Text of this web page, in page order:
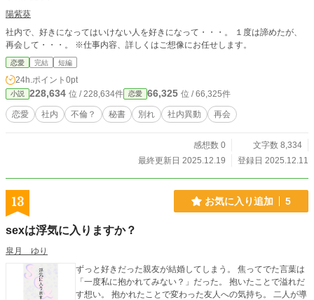
で、R18該当シーンまでは前作よりさらに展開ゆっくりめに
感じられるかもですが、ヒロインが夫婦生活で経験していた
ある種日常だった性行為が、未曾有の事態を経て、倫理観が
いくつも崩れ、愛欲と背徳感と官能に満ちた別種の行為にな
っていく過程を楽しんでいただけたらと思います！ 前作同
様力を込めて書きましたので、ぜひよろしくお願いいたしま
す！ キャライラストは、Akira_あきら様にお願いしまし
た。 ※※読む前の注意事項※※ 当作は試し読みです。 D
しております。 詳しくは、【電子書籍販売開始しました！
＋ おまけエピソード】というエピソードを最後に更新し
陽紫葵
社内で、好きになってはいけない人を好きになって・・・。 １度は諦めたが、
再会して・・・。 ※仕事内容、詳しくはご想像にお任せします。
恋愛 完結 短編
24h.ポイント 0pt
小説 228,634 位 / 228,634件 恋愛 66,325 位 / 66,325件
恋愛 社内 不倫？ 秘書 別れ 社内異動 再会
感想数 0
文字数 8,334
最終更新日 2025.12.19
登録日 2025.12.11
13 お気に入り追加 5
sexは浮気に入りますか？
皐月 ゆり
ずっと好きだった親友が結婚してしまう。 焦ってでた言葉は
「一度私に抱かれてみない？」だった。 抱いたことで溢れだ
す想い。 抱かれたことで変わった友人への気持ち。 二人が導